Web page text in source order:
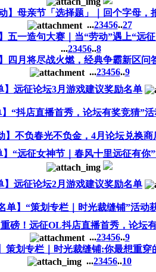
动】母亲节「选择题」｜回个字母，
...23456..27
】五一造句大赛｜当“劳动”遇上“远
...23456..8
】四月将尽战火燃，经典争霸新区问
...23456..9
】远征论坛3月游戏建议奖励名单
】“抖店直播首秀，论坛有奖竞猜”
】不负春光不负金，4月论坛兑换
】“远征女神节｜春风十里远征有你
】远征论坛2月游戏建议奖励名单
单】“策划专栏｜时光裁缝铺”活动
重磅！远征OL抖店直播首秀，论坛
...23456..9
策划专栏｜时光裁缝铺:你最想重
...23456..10